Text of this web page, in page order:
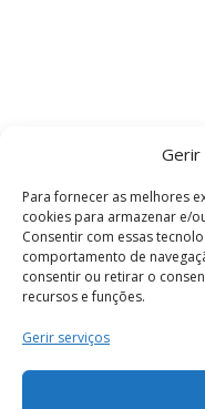
Gerir
Para fornecer as melhores
cookies para armazenar e/
Consentir com essas
comportamento de
consentir ou retirar o
recursos e funções.
Gerir serviços
Termos e